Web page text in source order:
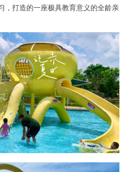
，打造的一座极具教育意义的全龄亲